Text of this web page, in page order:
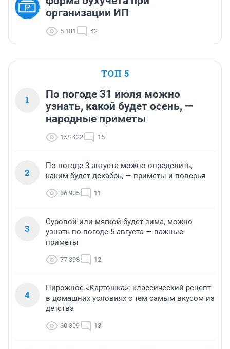
организации ИП
5 181 42
ТОП 5
1
По погоде 31 июля можно
узнать, какой будет осень, —
народные приметы
158 422 15
2
По погоде 3 августа можно определить,
каким будет декабрь, — приметы и поверья
86 905 11
3
Суровой или мягкой будет зима, можно
узнать по погоде 5 августа — важные
приметы
77 398 12
4
Пирожное «Картошка»: классический рецепт
в домашних условиях с тем самым вкусом из
детства
30 309 13